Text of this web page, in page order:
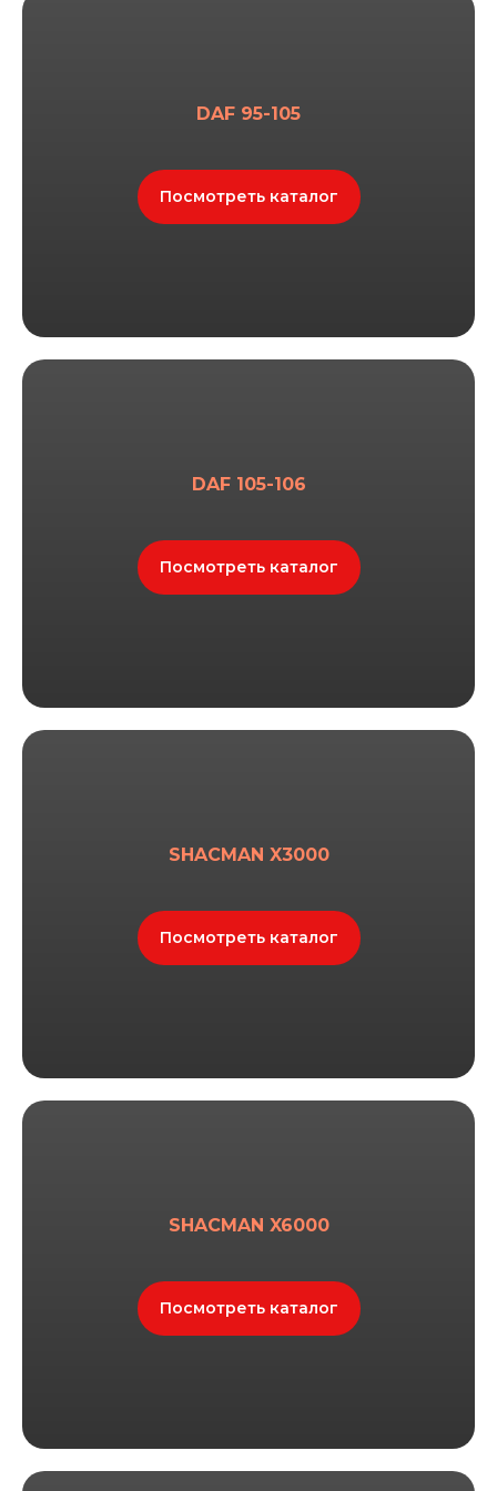
DAF 95-105
Посмотреть каталог
DAF 105-106
Посмотреть каталог
SHACMAN X3000
Посмотреть каталог
SHACMAN X6000
Посмотреть каталог